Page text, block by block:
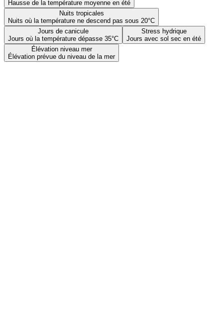
Hausse de la température moyenne en été
Nuits tropicales
Nuits où la température ne descend pas sous 20°C
Jours de canicule
Jours où la température dépasse 35°C
Stress hydrique
Jours avec sol sec en été
Élévation niveau mer
Élévation prévue du niveau de la mer